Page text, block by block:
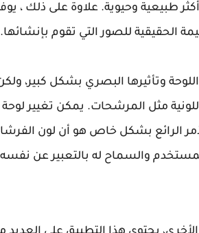
طبيعية وحيوية. علاوة على ذلك ،
الحقيقية للصور التي تقوم بإنشائها.
وتأثيرها البصري بشكل كبير،
مثل المرشحات. يمكن تغيير
الرائع بشكل خاص هو أن لون
والسماح له بالتعبير عن نفسه